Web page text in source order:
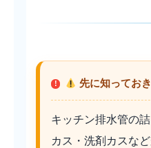
先に知ってお
キッチン排水管の
カス・洗剤カスな